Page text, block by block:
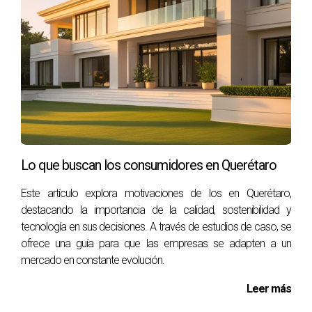
Derechos del Inquilino
Infórmate sobre tus derechos como inquilino en tu
localidad. Esto incluye aspectos como la obligación
del propietario de mantener la propiedad en
condiciones habitables y tus derechos en caso de
desalojo.
CASOS PRÁCTICOS
Para ilustrar mejor lo que hemos discutido, aquí tienes
tres casos prácticos donde diferentes inquilinos
enfrentaron el proceso de renta con éxito.
Lo que buscan los consumidores en Querétaro
Este artículo explora motivaciones de los en Querétaro,
destacando la importancia de la calidad, sostenibilidad y
tecnología en sus decisiones. A través de estudios de caso, se
ofrece una guía para que las empresas se adapten a un
mercado en constante evolución.
Leer más